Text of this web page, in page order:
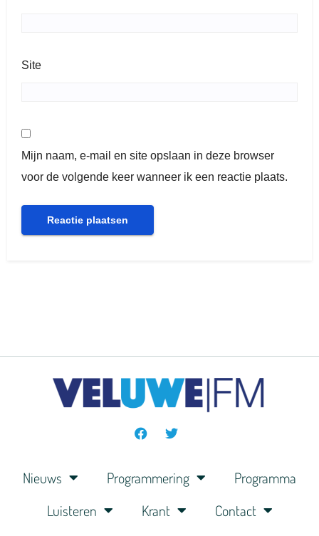
Site
Mijn naam, e-mail en site opslaan in deze browser
voor de volgende keer wanneer ik een reactie plaats.
Nieuws Programmering
Programma
Luisteren
Krant Contact